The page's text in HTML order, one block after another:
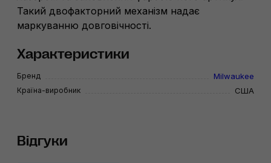
Такий двофакторний механізм надає
маркуванню довговічності.
Характеристики
Бренд Milwaukee
Країна-виробник США
Відгуки